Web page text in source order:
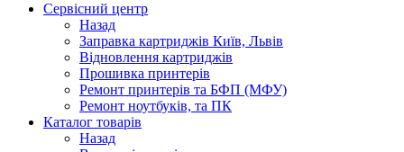
Сервісний центр
Назад
Заправка картриджів Київ, Львів
Відновлення картриджів
Прошивка принтерів
Ремонт принтерів та БФП (МФУ)
Ремонт ноутбуків, та ПК
Каталог товарів
Назад